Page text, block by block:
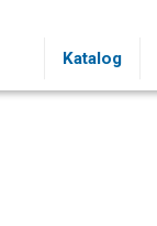
Katalog